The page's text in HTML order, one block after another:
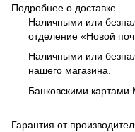
Подробнее о доставке
Наличными или
отделение «Новой
Наличными или
нашего магазина.
Банковскими картами
Гарантия от